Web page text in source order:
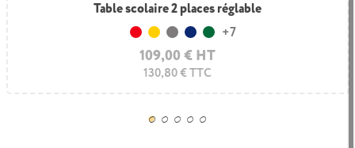
Table scolaire 2 places réglable
109,00 € HT
130,80 € TTC
RougeJaune
GrisBleu foncé
Vert foncé
+7
Desserte pour biologie
578,50 € HT
694,20 € TTC